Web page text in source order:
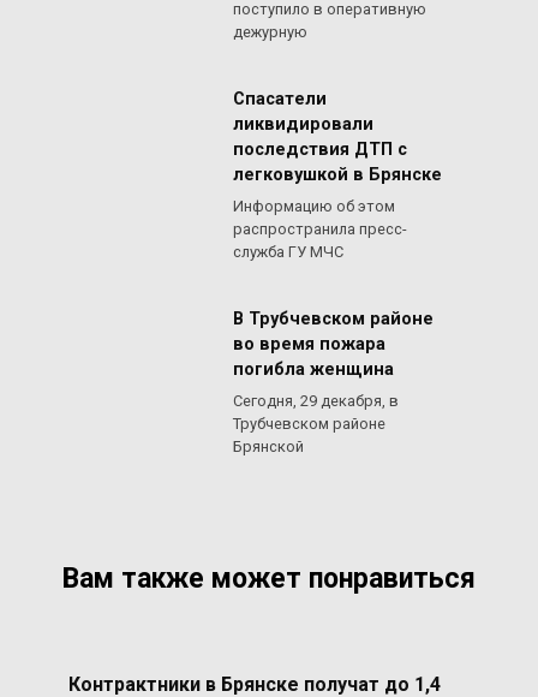
поступило в оперативную
дежурную
Спасатели
ликвидировали
последствия ДТП с
легковушкой в Брянске
Информацию об этом
распространила пресс-
служба ГУ МЧС
В Трубчевском районе
во время пожара
погибла женщина
Сегодня, 29 декабря, в
Трубчевском районе
Брянской
Вам также может понравиться
Контрактники в Брянске получат до 1,4